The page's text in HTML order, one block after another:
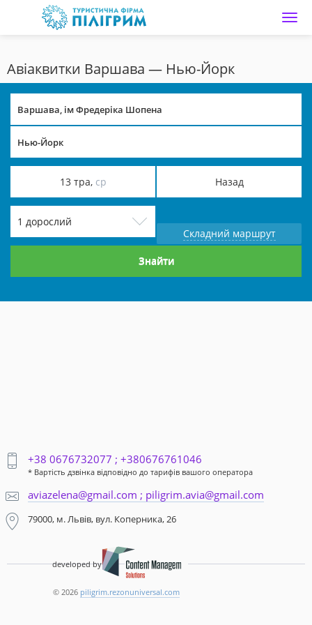
Main page
Авіаквитки Варшава — Нью-Йорк
13 тра, ср Назад
1 дорослий
Знайти
Складний маршрут
+38 0676732077 ; +380676761046
* Вартість дзвінка відповідно до тарифів вашого оператора
aviazelena@gmail.com ; piligrim.avia@gmail.com
79000, м. Львів, вул. Коперника, 26
developed by
© 2026 piligrim.rezonuniversal.com